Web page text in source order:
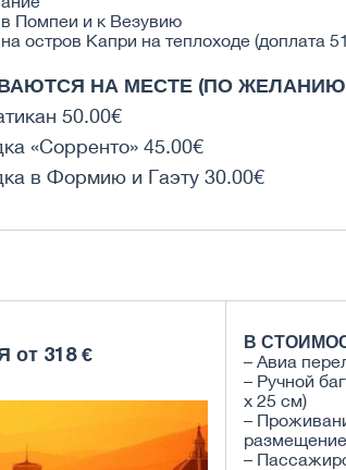
Помпеи и к Везувию
остров Капри на теплоходе (доплата
НА МЕСТЕ (ПО
50.00€
«Сорренто» 45.00€
в Формию и Гаэту 30.00€
318 €
В
– Авиа
– Ручной
х 25 см)
–
–